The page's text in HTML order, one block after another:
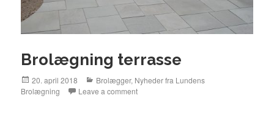
Brolægning terrasse
Posted
on
20. april 2018 Categories
Brolægger, Nyheder fra Lundens
Brolægning
Leave a comment